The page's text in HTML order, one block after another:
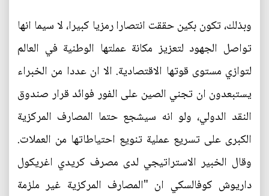
وبذلك، تكون بكين حققت انتصارا رمزيا كبيرا، لا سيما انها
تواصل الجهود لتعزيز مكانة عملتها الوطنية في العالم
لتوازي مستوى قوتها الاقتصادية. الا ان عددا من الخبراء
يستبعدون ان تجني الصين على الفور فوائد قرار صندوق
النقد الدولي، ولو انه سيشجع حتما المصارف المركزية
الكبرى على تسريع عملية تنويع احتياطاتها من العملات.
وقال الخبير الاستراتيجي لدى مصرف كريدي اغريكول
داريوش كوفالسكي ان "المصارف المركزية غير ملزمة